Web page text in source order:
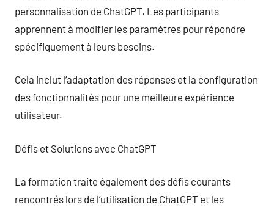
personnalisation de ChatGPT. Les participants
apprennent à modifier les paramètres pour répondre
spécifiquement à leurs besoins.
Cela inclut l’adaptation des réponses et la configuration
des fonctionnalités pour une meilleure expérience
utilisateur.
Défis et Solutions avec ChatGPT
La formation traite également des défis courants
rencontrés lors de l’utilisation de ChatGPT et les